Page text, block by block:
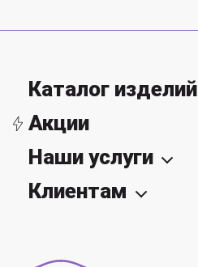
Каталог изделий
Акции
Наши услуги
Клиентам